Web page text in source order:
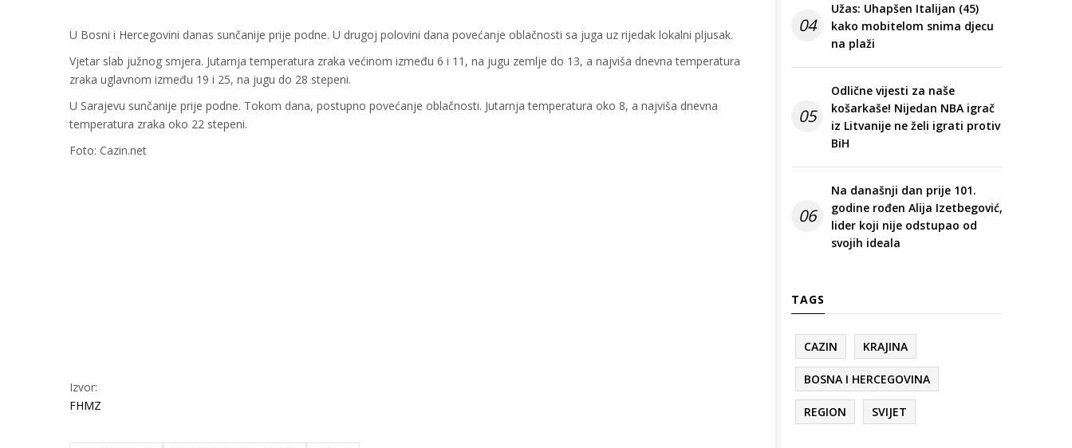
U Bosni i Hercegovini danas sunčanije prije podne. U drugoj polovini dana povećanje oblačnosti sa juga uz rijedak lokalni pljusak.
Vjetar slab južnog smjera. Jutarnja temperatura zraka većinom između 6 i 11, na jugu zemlje do 13, a najviša dnevna temperatura
zraka uglavnom između 19 i 25, na jugu do 28 stepeni.
U Sarajevu sunčanije prije podne. Tokom dana, postupno povećanje oblačnosti. Jutarnja temperatura oko 8, a najviša dnevna
temperatura zraka oko 22 stepeni.
Foto: Cazin.net
Izvor:
FHMZ
04
Užas: Uhapšen Italijan (45)
kako mobitelom snima djecu
na plaži
05
Odlične vijesti za naše
košarkaše! Nijedan NBA igrač
iz Litvanije ne želi igrati protiv
BiH
06
Na današnji dan prije 101.
godine rođen Alija Izetbegović,
lider koji nije odstupao od
svojih ideala
TAGS
CAZIN KRAJINA
BOSNA I HERCEGOVINA
REGION SVIJET